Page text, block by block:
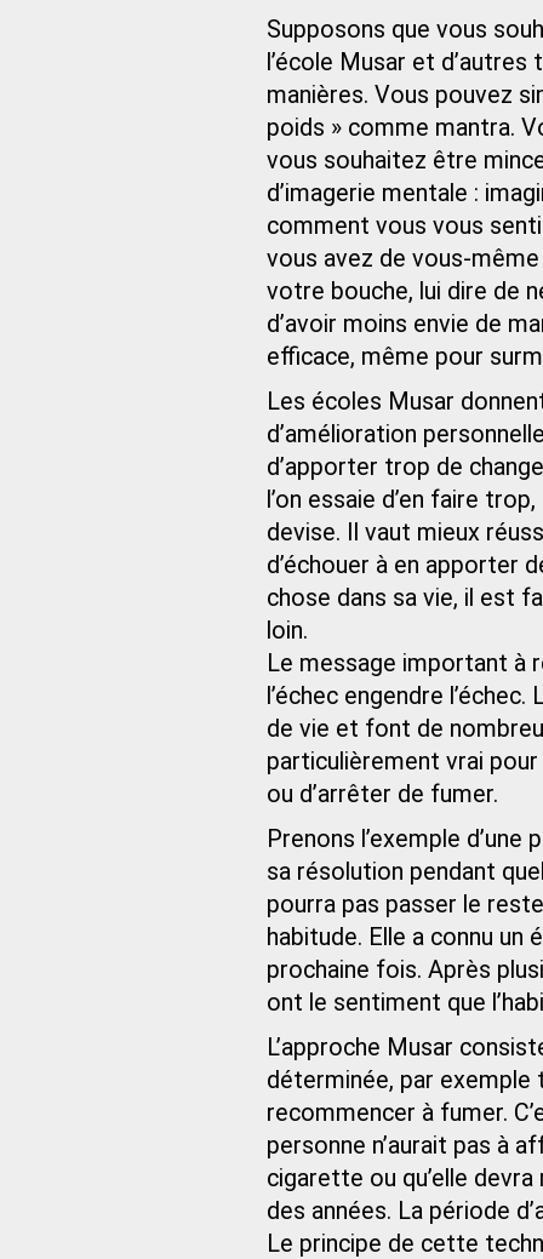
Supposons que vous
l’école Musar et
manières. Vous pouvez
poids » comme mantra.
vous souhaitez être
d’imagerie mentale :
comment vous vous
vous avez de vous-
votre bouche, lui dire de
d’avoir moins envie de
efficace, même pour
Les écoles Musar
d’amélioration
d’apporter trop de
l’on essaie d’en faire
devise. Il vaut mieux
d’échouer à en apporter
chose dans sa vie, il est
loin.
Le message important à
l’échec engendre
de vie et font de
particulièrement vrai
ou d’arrêter de fumer.
Prenons l’exemple
sa résolution pendant
pourra pas passer le
habitude. Elle a connu un
prochaine fois. Après
ont le sentiment que
L’approche Musar
déterminée, par
recommencer à fumer.
personne n’aurait pas à
cigarette ou qu’elle
des années. La période
Le principe de cette